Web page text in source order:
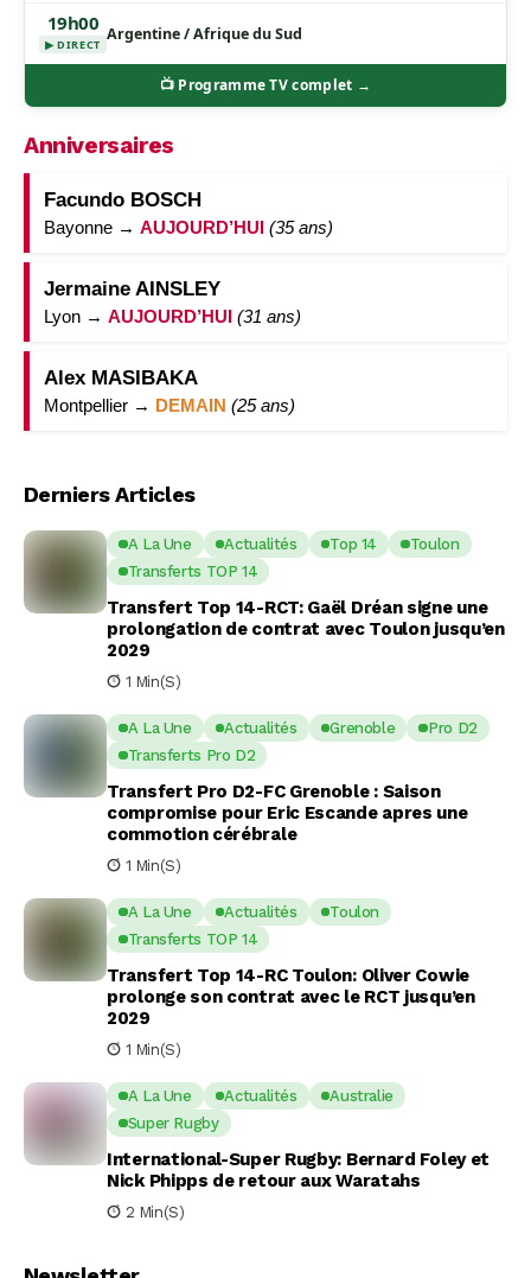
19h00
▶ DIRECT
Argentine / Afrique du Sud
📺 Programme TV complet →
Anniversaires
Facundo BOSCH
Bayonne → AUJOURD’HUI (35 ans)
Jermaine AINSLEY
Lyon → AUJOURD’HUI (31 ans)
Alex MASIBAKA
Montpellier → DEMAIN (25 ans)
Derniers Articles
A La Une Actualités Top 14
Toulon
Transferts TOP 14
Transfert Top 14-RCT: Gaël Dréan signe une
prolongation de contrat avec Toulon jusqu’en
2029
1 Min(s)
A La Une Actualités Grenoble
Pro D2
Transferts Pro D2
Transfert Pro D2-FC Grenoble : Saison
compromise pour Eric Escande apres une
commotion cérébrale
1 Min(s)
A La Une Actualités
Toulon
Transferts TOP 14
Transfert Top 14-RC Toulon: Oliver Cowie
prolonge son contrat avec le RCT jusqu’en
2029
1 Min(s)
A La Une Actualités
Australie
Super Rugby
International-Super Rugby: Bernard Foley et
Nick Phipps de retour aux Waratahs
2 Min(s)